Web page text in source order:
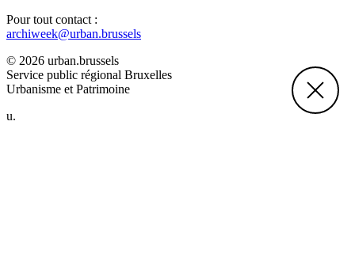
Pour tout contact :
archiweek@urban.brussels
© 2026 urban.brussels
Service public régional Bruxelles
Urbanisme et Patrimoine
u.